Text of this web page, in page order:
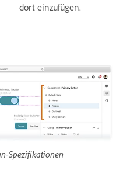
dort einzufügen.
Spezifikationen